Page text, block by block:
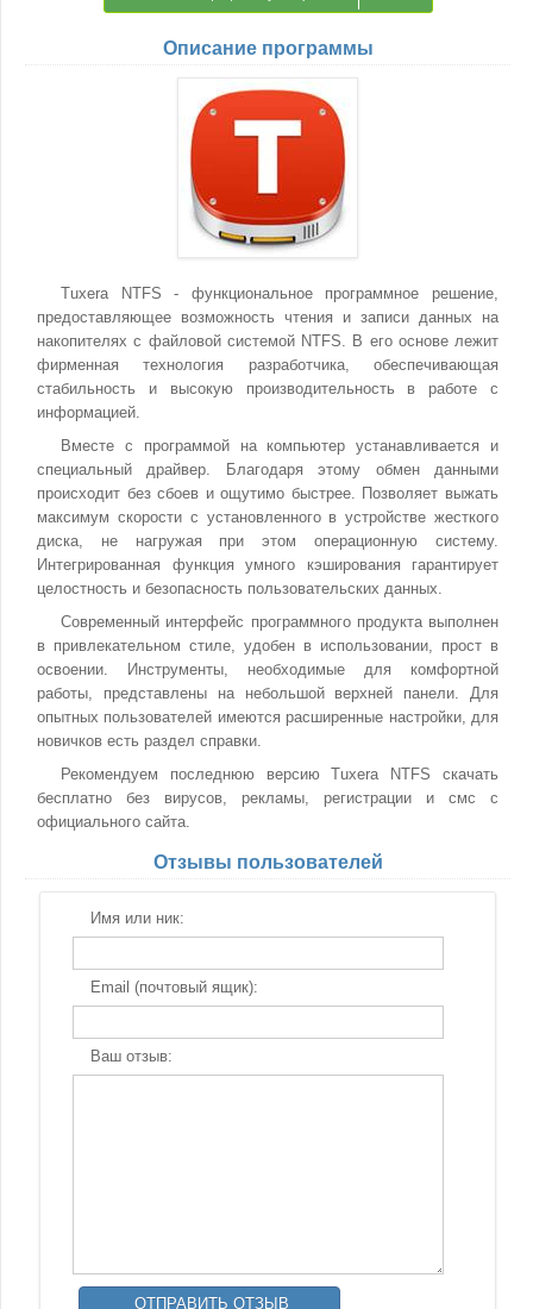
Описание программы
Tuxera NTFS - функциональное программное решение,
предоставляющее возможность чтения и записи данных на
накопителях с файловой системой NTFS. В его основе лежит
фирменная технология разработчика, обеспечивающая
стабильность и высокую производительность в работе с
информацией.
Вместе с программой на компьютер устанавливается и
специальный драйвер. Благодаря этому обмен данными
происходит без сбоев и ощутимо быстрее. Позволяет выжать
максимум скорости с установленного в устройстве жесткого
диска, не нагружая при этом операционную систему.
Интегрированная функция умного кэширования гарантирует
целостность и безопасность пользовательских данных.
Современный интерфейс программного продукта выполнен
в привлекательном стиле, удобен в использовании, прост в
освоении. Инструменты, необходимые для комфортной
работы, представлены на небольшой верхней панели. Для
опытных пользователей имеются расширенные настройки, для
новичков есть раздел справки.
Рекомендуем последнюю версию Tuxera NTFS скачать
бесплатно без вирусов, рекламы, регистрации и смс с
официального сайта.
Отзывы пользователей
Имя или ник:
Email (почтовый ящик):
Ваш отзыв: